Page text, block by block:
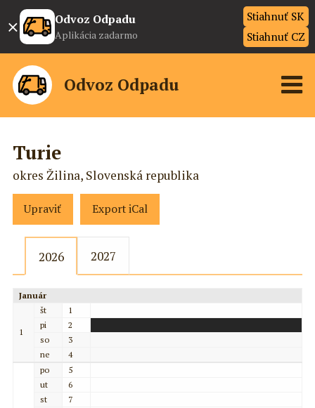
× Odvoz Odpadu
Aplikácia zadarmo
Stiahnuť SK
Stiahnuť CZ
Odvoz Odpadu
Turie
okres Žilina, Slovenská republika
Upraviť Export iCal
2026 2027
Január
1
št
1
pi
2
so
3
ne
4
po
5
ut
6
st
7